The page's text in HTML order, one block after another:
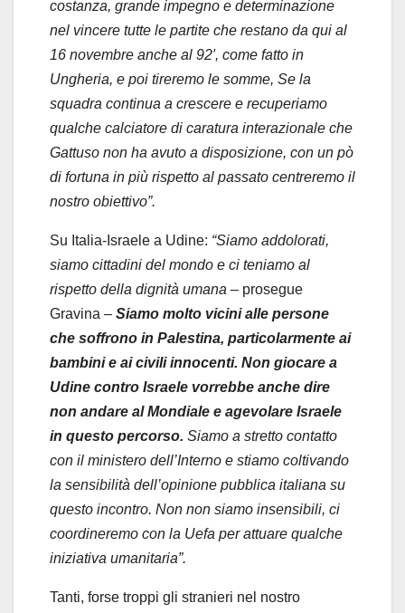
costanza, grande impegno e determinazione
nel vincere tutte le partite che restano da qui al
16 novembre anche al 92′, come fatto in
Ungheria, e poi tireremo le somme, Se la
squadra continua a crescere e recuperiamo
qualche calciatore di caratura interazionale che
Gattuso non ha avuto a disposizione, con un pò
di fortuna in più rispetto al passato centreremo il
nostro obiettivo”.
Su Italia-Israele a Udine: “Siamo addolorati,
siamo cittadini del mondo e ci teniamo al
rispetto della dignità umana – prosegue
Gravina – Siamo molto vicini alle persone
che soffrono in Palestina, particolarmente ai
bambini e ai civili innocenti. Non giocare a
Udine contro Israele vorrebbe anche dire
non andare al Mondiale e agevolare Israele
in questo percorso. Siamo a stretto contatto
con il ministero dell’Interno e stiamo coltivando
la sensibilità dell’opinione pubblica italiana su
questo incontro. Non non siamo insensibili, ci
coordineremo con la Uefa per attuare qualche
iniziativa umanitaria”.
Tanti, forse troppi gli stranieri nel nostro